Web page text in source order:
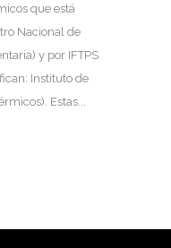
que está
Nacional de
y por IFTPS
Instituto de
Estas...